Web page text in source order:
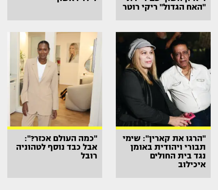
"האח הגדול" ריקי רוטר
"הרגו את קארין": שימי
תבורי ויהודית באומן
נגד בית החולים
איכילוב
"כמה העולם אכזר?":
אבל כבד נוסף לטהוניה
רובל